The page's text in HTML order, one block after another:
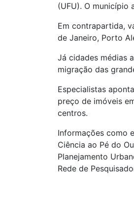
(UFU). O município
Em contrapartida,
de Janeiro, Porto
Já cidades médias
migração das
Especialistas
preço de imóveis
centros.
Informações como
Ciência ao Pé do
Planejamento
Rede de